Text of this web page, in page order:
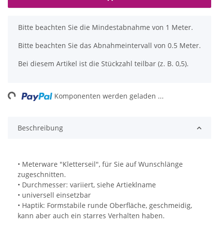
x
Bitte beachten Sie die Mindestabnahme von 1 Meter.
Bitte beachten Sie das Abnahmeintervall von 0.5 Meter.
Bei diesem Artikel ist die Stückzahl teilbar (z. B. 0,5).
Komponenten werden geladen ...
Beschreibung
• Meterware "Kletterseil", für Sie auf Wunschlänge
zugeschnitten.
• Durchmesser: variiert, siehe Artieklname
• universell einsetzbar
• Haptik: Formstabile runde Oberfläche, geschmeidig,
kann aber auch ein starres Verhalten haben.